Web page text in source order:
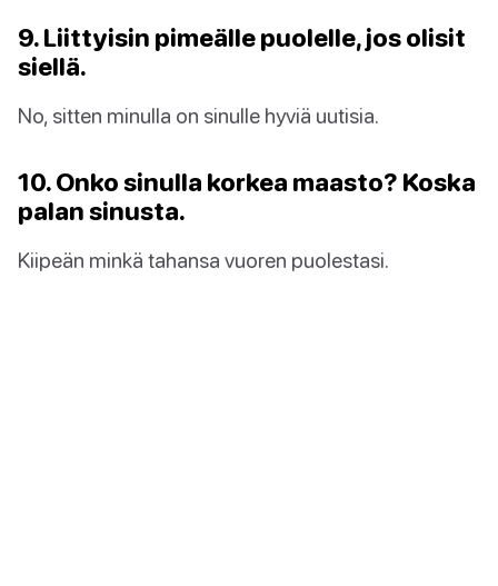
9. Liittyisin pimeälle puolelle, jos olisit
siellä.
No, sitten minulla on sinulle hyviä uutisia.
10. Onko sinulla korkea maasto? Koska
palan sinusta.
Kiipeän minkä tahansa vuoren puolestasi.